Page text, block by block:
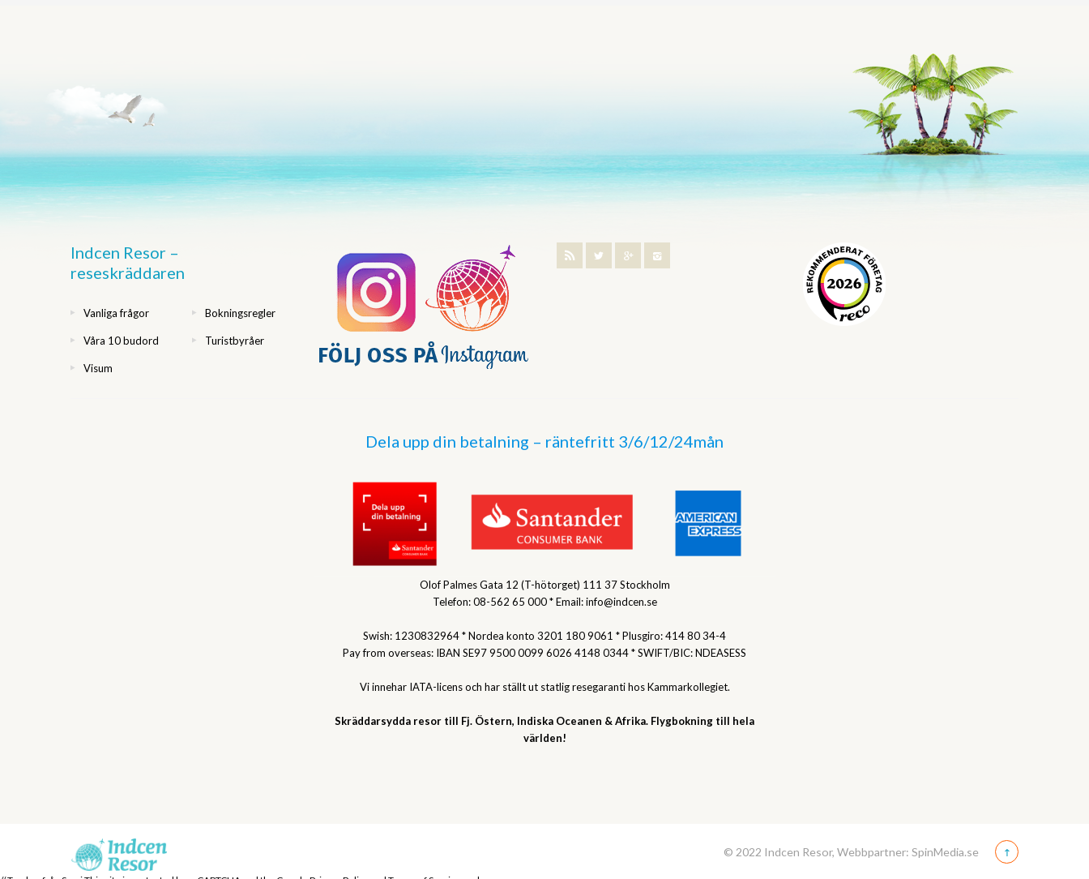
Indcen Resor –
reseskräddaren
Vanliga frågor Bokningsregler
Våra 10 budord Turistbyråer
Visum
Dela upp din betalning – räntefritt 3/6/12/24mån
Olof Palmes Gata 12 (T-hötorget) 111 37 Stockholm
Telefon: 08-562 65 000 * Email: info@indcen.se
Swish: 1230832964 * Nordea konto 3201 180 9061 * Plusgiro: 414 80 34-4
Pay from overseas: IBAN SE97 9500 0099 6026 4148 0344 * SWIFT/BIC: NDEASESS
Vi innehar IATA-licens och har ställt ut statlig resegaranti hos Kammarkollegiet.
Skräddarsydda resor till Fj. Östern, Indiska Oceanen & Afrika. Flygbokning till hela
världen!
© 2022 Indcen Resor, Webbpartner: SpinMedia.se